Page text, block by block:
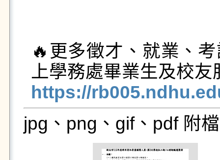
🔥更多徵才、就業、
https://
jpg、png、gif、pdf 附